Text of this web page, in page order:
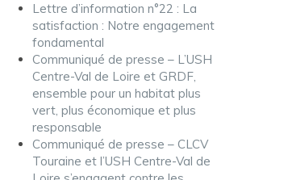
Lettre d’information n°22 : La
satisfaction : Notre engagement
fondamental
Communiqué de presse – L’USH
Centre-Val de Loire et GRDF,
ensemble pour un habitat plus
vert, plus économique et plus
responsable
Communiqué de presse – CLCV
Touraine et l’USH Centre-Val de